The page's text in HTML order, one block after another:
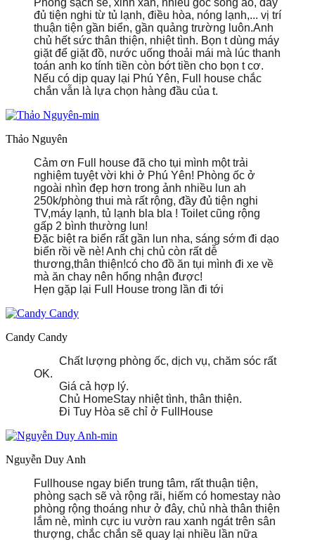
Phòng sạch sẽ, xinh xắn, nhiều góc sống ảo, đầy
đủ tiện nghi từ tủ lạnh, điều hòa, nóng lạnh,... vị trí
thuận tiện gần biển, gần quảng trường luôn.Anh
chủ hết sức thân thiện, nhiệt tình. Bọn t dùng máy
giặt để giặt đồ, nước uống thoải mái mà lúc thanh
toán anh ko tính tiền còn bớt tiền cho bọn t cơ.
Nếu có dịp quay lại Phú Yên, Full house chắc
chắn vẫn là lựa chọn hàng đầu của t.
Thảo Nguyên
Cảm ơn Full house đã cho tụi mình một trải
nghiệm tuyệt vời khi ở Phú Yên! Phòng ốc ở
ngoài nhìn đẹp hơn trong ảnh nhiều lun ah
250k/phòng thui mà rất rộng, đầy đủ tiện nghi
TV,máy lạnh, tủ lạnh bla bla ! Toilet cũng rộng
gấp 2 bình thường lun!
Đặc biệt ra biển rất gần lun nha, sáng sớm đi dạo
biển rồi về nè! Anh chị chủ còn rất dễ
thương,thân thiện!có cho đồ ăn tụi mình đi xe về
mà ăn chay nên hổng nhận được!
Hẹn gặp lại Full House trong lần đi tới
Candy Candy
Chất lượng phòng ốc, dịch vụ, chăm sóc rất
OK.
Giá cả hợp lý.
Chủ HomeStay nhiệt tình, thân thiện.
Đi Tuy Hòa sẽ chỉ ở FullHouse
Nguyễn Duy Anh
Fullhouse ngay biển trung tâm, rất thuận tiện,
phòng sạch sẽ và rộng rãi, hiếm có homestay nào
phòng rộng thoáng như ở đây, chủ nhà thân thiện
lắm nè, mình cực iu vườn rau xanh ngát trên sân
thượng, chắc chắn sẽ quay lại nhiều lần nữa